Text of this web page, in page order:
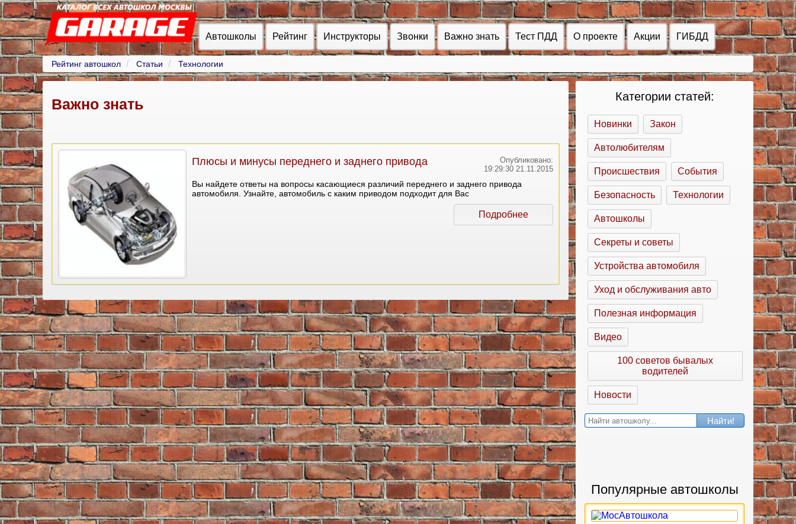
Автошколы Рейтинг Инструкторы Звонки Важно знать Тест ПДД О проекте Акции ГИБДД
Рейтинг автошкол Статьи Технологии
Важно знать
Плюсы и минусы переднего и заднего привода
Опубликовано:
19:29:30 21.11.2015
Вы найдете ответы на вопросы касающиеся различий переднего и заднего привода
автомобиля. Узнайте, автомобиль с каким приводом подходит для Вас
Подробнее
Категории статей:
Новинки Закон
Автолюбителям
Происшествия События
Безопасность Технологии
Автошколы
Секреты и советы
Устройства автомобиля
Уход и обслуживания авто
Полезная информация
Видео
100 советов бывалых
водителей
Новости
Найти!
Популярные автошколы